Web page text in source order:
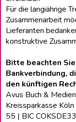
Für die langiährige
Zusammenarbeit
Lieferanten
konstruktive
Bitte beachten
Bankverbindung,
den künftigen
Avus Buch &
Kreissparkasse
55 | BIC COKSDE33